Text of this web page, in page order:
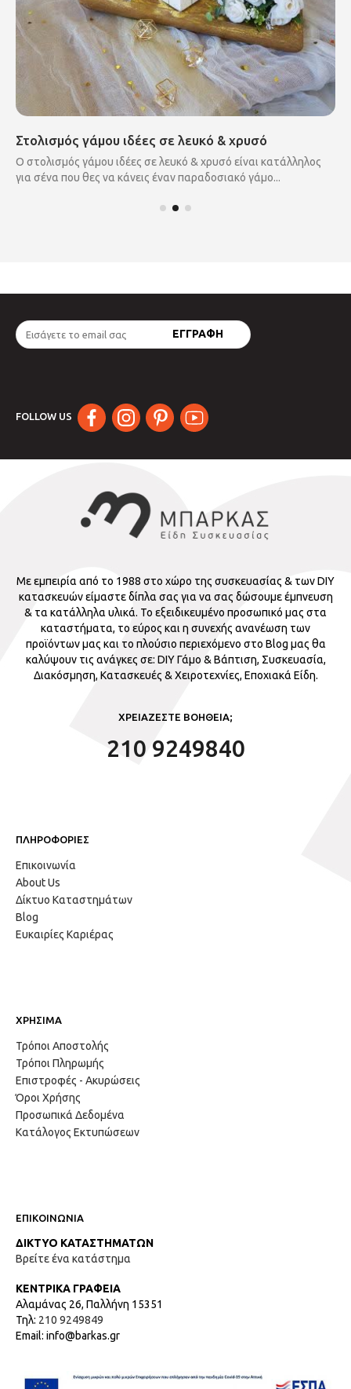
Στολισμός γάμου ιδέες σε λευκό & χρυσό
Ο στολισμός γάμου ιδέες σε λευκό & χρυσό είναι κατάλληλος
για σένα που θες να κάνεις έναν παραδοσιακό γάμο...
FOLLOW US
Με εμπειρία από το 1988 στο χώρο της συσκευασίας & των DIY
κατασκευών είμαστε δίπλα σας για να σας δώσουμε έμπνευση
& τα κατάλληλα υλικά. Το εξειδικευμένο προσωπικό μας στα
καταστήματα, το εύρος και η συνεχής ανανέωση των
προϊόντων μας και το πλούσιο περιεχόμενο στο Blog μας θα
καλύψουν τις ανάγκες σε: DIY Γάμο & Βάπτιση, Συσκευασία,
Διακόσμηση, Κατασκευές & Χειροτεχνίες, Εποχιακά Είδη.
ΧΡΕΙΑΖΕΣΤΕ ΒΟΗΘΕΙΑ;
210 9249840
ΠΛΗΡΟΦΟΡΙΕΣ
Επικοινωνία
About Us
Δίκτυο Καταστημάτων
Blog
Ευκαιρίες Καριέρας
ΧΡΗΣΙΜΑ
Τρόποι Αποστολής
Τρόποι Πληρωμής
Επιστροφές - Ακυρώσεις
Όροι Χρήσης
Προσωπικά Δεδομένα
Κατάλογος Εκτυπώσεων
ΕΠΙΚΟΙΝΩΝΙΑ
ΔΙΚΤΥΟ ΚΑΤΑΣΤΗΜΑΤΩΝ
Βρείτε ένα κατάστημα
ΚΕΝΤΡΙΚΑ ΓΡΑΦΕΙΑ
Αλαμάνας 26, Παλλήνη 15351
Τηλ: 210 9249849
Email: info@barkas.gr